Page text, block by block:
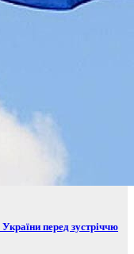
перед зустріччю